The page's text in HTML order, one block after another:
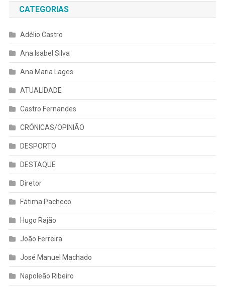
CATEGORIAS
Adélio Castro
Ana Isabel Silva
Ana Maria Lages
ATUALIDADE
Castro Fernandes
CRÓNICAS/OPINIÃO
DESPORTO
DESTAQUE
Diretor
Fátima Pacheco
Hugo Rajão
João Ferreira
José Manuel Machado
Napoleão Ribeiro